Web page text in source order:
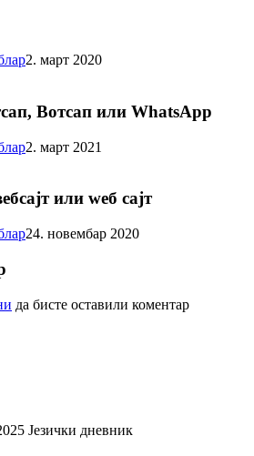
2. март 2020
Вотсап или WhatsApp
2. март 2021
или wеб сајт
24. новембар 2020
да бисте оставили коментар
Језички дневник